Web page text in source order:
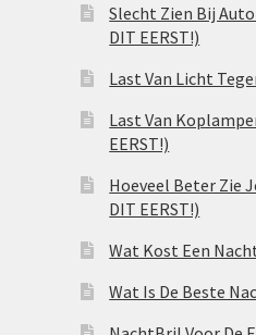
Slecht Zien Bij
DIT EERST!)
Last Van Licht
Last Van
EERST!)
Hoeveel Beter Zie
DIT EERST!)
Wat Kost Een
Wat Is De Beste